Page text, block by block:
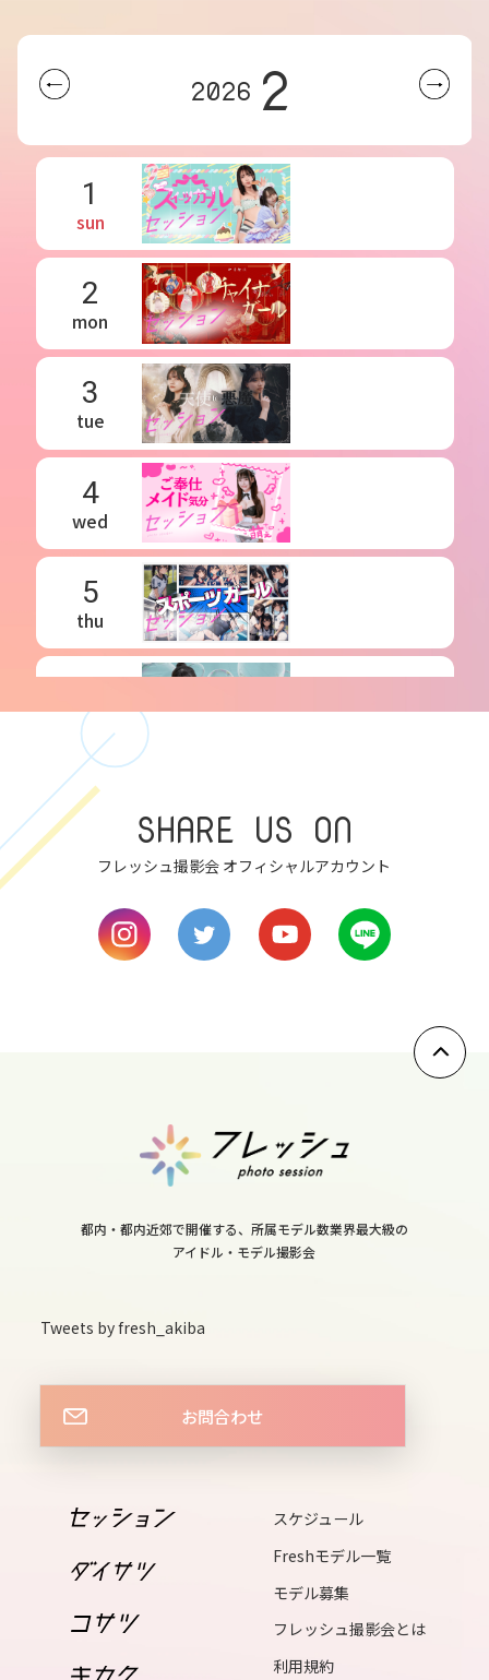
2026 2
1
sun
2
mon
3
tue
4
wed
5
thu
fri
7
sat
9
13
sat
sun
16
17
tue
18
19
thu
SHARE US ON
フレッシュ撮影会 オフィシャルアカウント
都内・都内近郊で開催する、所属モデル数業界最大級の
アイドル・モデル撮影会
Tweets by fresh_akiba
お問合わせ
スケジュール
Freshモデル一覧
モデル募集
フレッシュ撮影会とは
利用規約